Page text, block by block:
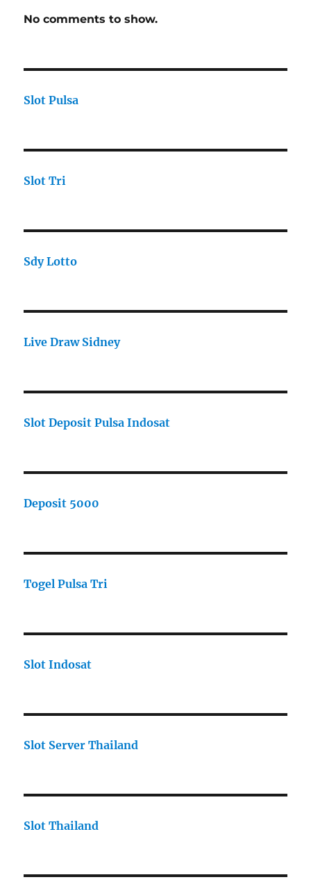
No comments to show.
Slot Pulsa
Slot Tri
Sdy Lotto
Live Draw Sidney
Slot Deposit Pulsa Indosat
Deposit 5000
Togel Pulsa Tri
Slot Indosat
Slot Server Thailand
Slot Thailand